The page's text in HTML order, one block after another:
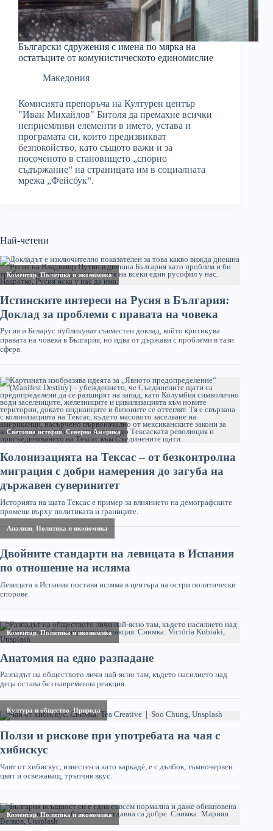
Български сдружения с имена по мярка на
остатъците от комунистическото единомислие
Македония
Комисията препоръча на Културен център
"Иван Михайлов" Битоля да премахне всички
неприемливи елементи в името, устава и
програмата си, които предизвикват
безпокойство, като същото важи и за
посоченото в становището „спорно
съдържание“ на страницата им в социалната
мрежа „Фейсбук“.
Най-четени